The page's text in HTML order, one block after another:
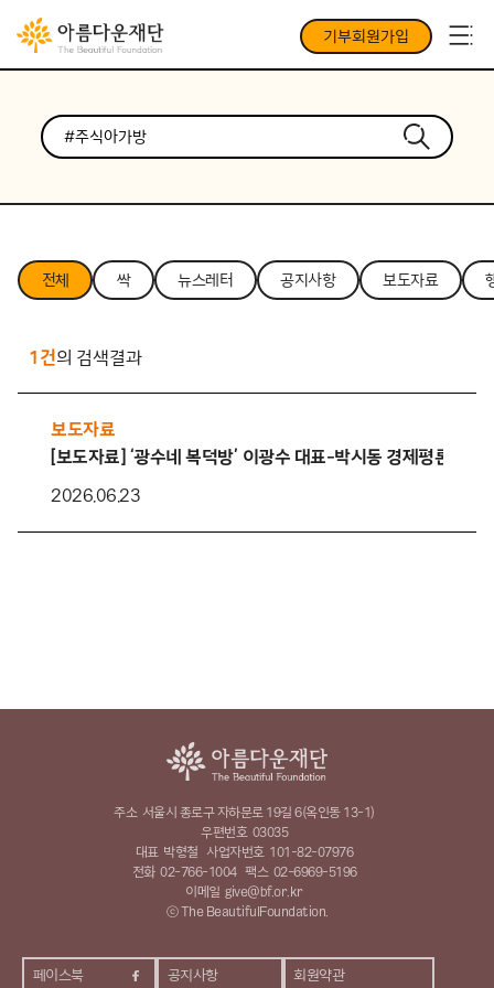
기부회원가입
전체 싹 뉴스레터 공지사항 보도자료
1건의 검색결과
보도자료
[보도자료] ‘광수네 복덕방’ 이광수 대표-박시동 경제평론가,
2026.06.23
페이스북 공지사항 회원약관
주소 서울시 종로구 자하문로 19길 6(옥인동 13-1)
우편번호 03035
대표 박형철 사업자번호 101-82-07976
전화 02-766-1004 팩스 02-6969-5196
이메일 give@bf.or.kr
ⓒ The BeautifulFoundation.